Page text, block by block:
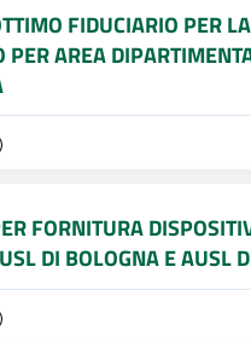
FIDUCIARIO PER
AREA
FORNITURA
DI BOLOGNA E AUSL